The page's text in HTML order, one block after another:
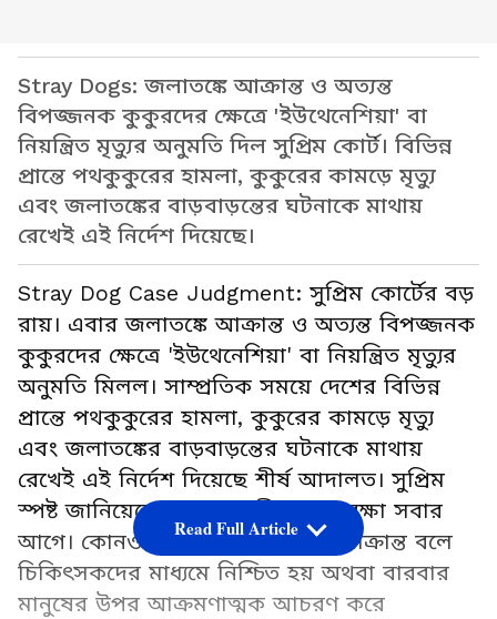
Stray Dogs: জলাতঙ্কে আক্রান্ত ও অত্যন্ত
বিপজ্জনক কুকুরদের ক্ষেত্রে 'ইউথেনেশিয়া' বা
নিয়ন্ত্রিত মৃত্যুর অনুমতি দিল সুপ্রিম কোর্ট। বিভিন্ন
প্রান্তে পথকুকুরের হামলা, কুকুরের কামড়ে মৃত্যু
এবং জলাতঙ্কের বাড়বাড়ন্তের ঘটনাকে মাথায়
রেখেই এই নির্দেশ দিয়েছে।
Stray Dog Case Judgment: সুপ্রিম কোর্টের বড়
রায়। এবার জলাতঙ্কে আক্রান্ত ও অত্যন্ত বিপজ্জনক
কুকুরদের ক্ষেত্রে 'ইউথেনেশিয়া' বা নিয়ন্ত্রিত মৃত্যুর
অনুমতি মিলল। সাম্প্রতিক সময়ে দেশের বিভিন্ন
প্রান্তে পথকুকুরের হামলা, কুকুরের কামড়ে মৃত্যু
এবং জলাতঙ্কের বাড়বাড়ন্তের ঘটনাকে মাথায়
রেখেই এই নির্দেশ দিয়েছে শীর্ষ আদালত। সুপ্রিম
স্পষ্ট জানিয়েছে, মানুষের জীবনের সুরক্ষা সবার
আগে। কোনও কুকুর যদি জলাতঙ্কে আক্রান্ত বলে
চিকিৎসকদের মাধ্যমে নিশ্চিত হয় অথবা বারবার
মানুষের উপর আক্রমণাত্মক আচরণ করে
Read Full Article